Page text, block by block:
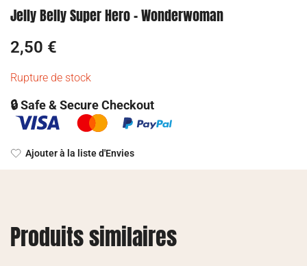
Jelly Belly Super Hero – Wonderwoman
2,50 €
Rupture de stock
🔒 Safe & Secure Checkout
Ajouter à la liste d'Envies
Produits similaires